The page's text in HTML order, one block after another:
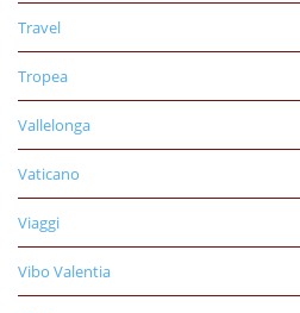
Travel
Tropea
Vallelonga
Vaticano
Viaggi
Vibo Valentia